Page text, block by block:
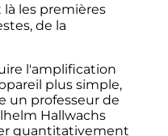
là les premières
de la
l'amplification
plus simple,
un professeur de
Hallwachs
quantitativement